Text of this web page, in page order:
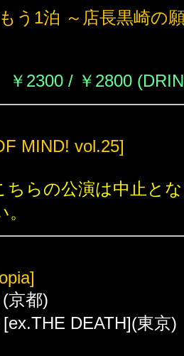
う1泊 ～店長黒崎の
/ ￥2800
MIND! vol.25]
らの公演は中止と
京都)
DEATH](東京)